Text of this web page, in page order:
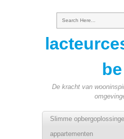
Search Here...
be
De kracht van
Slimme
appartementen